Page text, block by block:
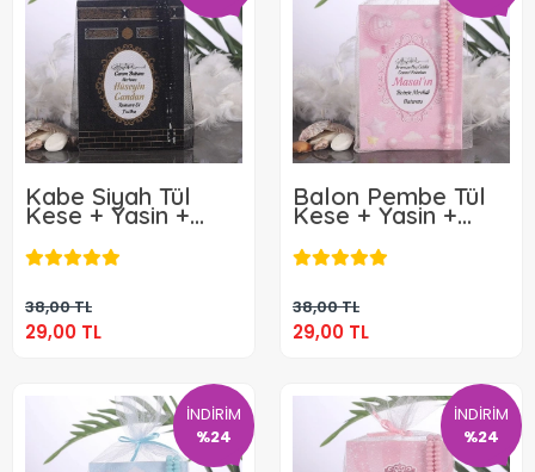
Kabe Siyah Tül
Kese + Yasin +
Tesbih
38,00 TL
29,00 TL
29,00 TL
Balon Pembe Tül
Kese + Yasin +
Tesbih
38,00 TL
29,00 TL
29,00 TL
İNDİRİM
%24
İNDİRİM
%24